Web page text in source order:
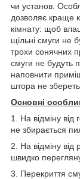
чи установ.
дозволяє краще
кімнату: щоб
щільні смуги не
трохи сонячних
смуги не будуть
наповнити
штора не
Основні
1. На відміну від
не збирається
2. На відміну
швидко
3. Перекриття